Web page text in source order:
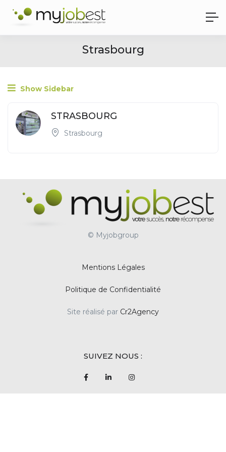
Strasbourg
Show Sidebar
STRASBOURG
Strasbourg
© Myjobgroup
Mentions Légales
Politique de Confidentialité
Site réalisé par Cr2Agency
SUIVEZ NOUS :